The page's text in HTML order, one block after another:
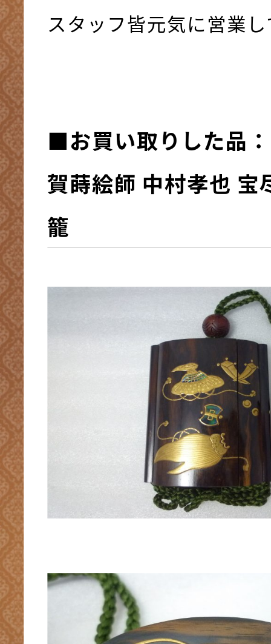
スタッフ皆元気に営業
■お買い取りした品
賀蒔絵師 中村孝也 宝
籠